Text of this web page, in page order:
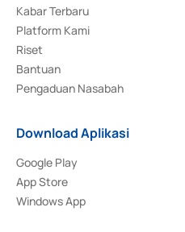
Kabar Terbaru
Platform Kami
Riset
Bantuan
Pengaduan Nasabah
Download Aplikasi
Google Play
App Store
Windows App